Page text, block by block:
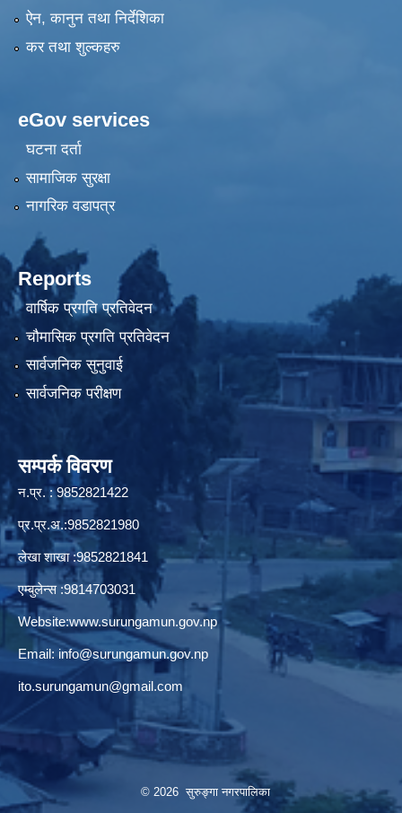
ऐन, कानुन तथा निर्देशिका
कर तथा शुल्कहरु
eGov services
घटना दर्ता
सामाजिक सुरक्षा
नागरिक वडापत्र
Reports
वार्षिक प्रगति प्रतिवेदन
चौमासिक प्रगति प्रतिवेदन
सार्वजनिक सुनुवाई
सार्वजनिक परीक्षण
सम्पर्क विवरण
न.प्र. : 9852821422
प्र.प्र.अ.:9852821980
लेखा शाखा :9852821841
एम्बुलेन्स :9814703031
Website:www.surungamun.gov.np
Email: info@surungamun.gov.np
ito.surungamun@gmail.com
© 2026 सुरुङ्‍गा नगरपालिका